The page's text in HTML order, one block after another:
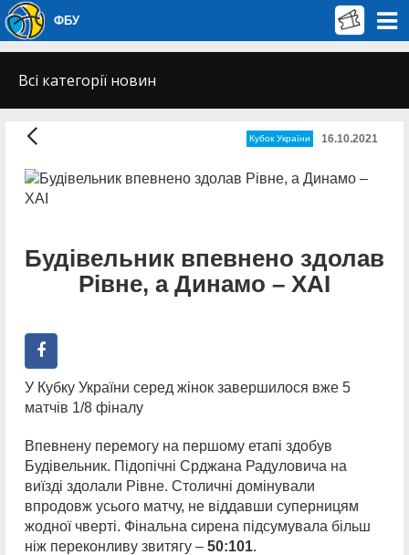
ФБУ
Всі категорії новин
Кубок України 16.10.2021
Будівельник впевнено здолав
Рівне, а Динамо – ХАІ
У Кубку України серед жінок завершилося вже 5
матчів 1/8 фіналу
Впевнену перемогу на першому етапі здобув
Будівельник. Підопічні Срджана Радуловича на
виїзді здолали Рівне. Столичні домінували
впродовж усього матчу, не віддавши суперницям
жодної чверті. Фінальна сирена підсумувала більш
ніж переконливу звитягу – 50:101.